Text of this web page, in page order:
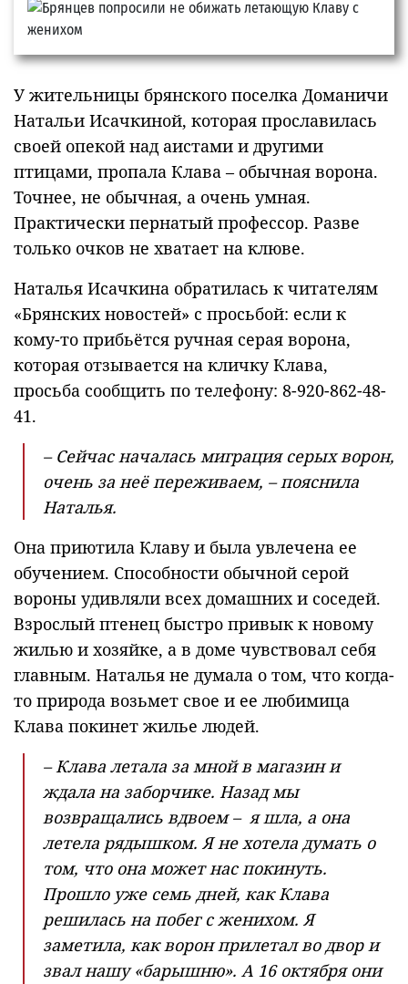
У жительницы брянского поселка Доманичи
Натальи Исачкиной, которая прославилась
своей опекой над аистами и другими
птицами, пропала Клава – обычная ворона.
Точнее, не обычная, а очень умная.
Практически пернатый профессор. Разве
только очков не хватает на клюве.
Наталья Исачкина обратилась к читателям
«Брянских новостей» с просьбой: если к
кому-то прибьётся ручная серая ворона,
которая отзывается на кличку Клава,
просьба сообщить по телефону: 8-920-862-48-
41.
– Сейчас началась миграция серых ворон,
очень за неё переживаем, – пояснила
Наталья.
Она приютила Клаву и была увлечена ее
обучением. Способности обычной серой
вороны удивляли всех домашних и соседей.
Взрослый птенец быстро привык к новому
жилью и хозяйке, а в доме чувствовал себя
главным. Наталья не думала о том, что когда-
то природа возьмет свое и ее любимица
Клава покинет жилье людей.
– Клава летала за мной в магазин и
ждала на заборчике. Назад мы
возвращались вдвоем – я шла, а она
летела рядышком. Я не хотела думать о
том, что она может нас покинуть.
Прошло уже семь дней, как Клава
решилась на побег с женихом. Я
заметила, как ворон прилетал во двор и
звал нашу «барышню». А 16 октября они